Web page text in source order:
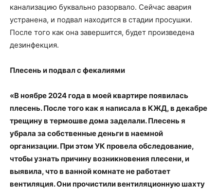
канализацию буквально разорвало. Сейчас авария
устранена, и подвал находится в стадии просушки.
После того как она завершится, будет произведена
дезинфекция.
Плесень и подвал с фекалиями
«В ноябре 2024 года в моей квартире появилась
плесень. После того как я написала в КЖД, в декабре
трещину в термошве дома заделали. Плесень я
убрала за собственные деньги в наемной
организации. При этом УК провела обследование,
чтобы узнать причину возникновения плесени, и
выявила, что в ванной комнате не работает
вентиляция. Они прочистили вентиляционную шахту